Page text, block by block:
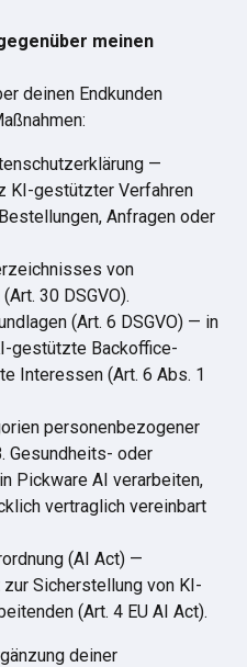
meinen
deinen Endkunden
—
KI-gestützter Verfahren
Anfragen oder
von
30 DSGVO).
(Art. 6 DSGVO) — in
gestützte Backoffice-
Interessen (Art. 6 Abs. 1
personenbezogener
Gesundheits- oder
Pickware AI verarbeiten,
vertraglich vereinbart
(AI Act) —
Sicherstellung von KI-
(Art. 4 EU AI Act).
deiner